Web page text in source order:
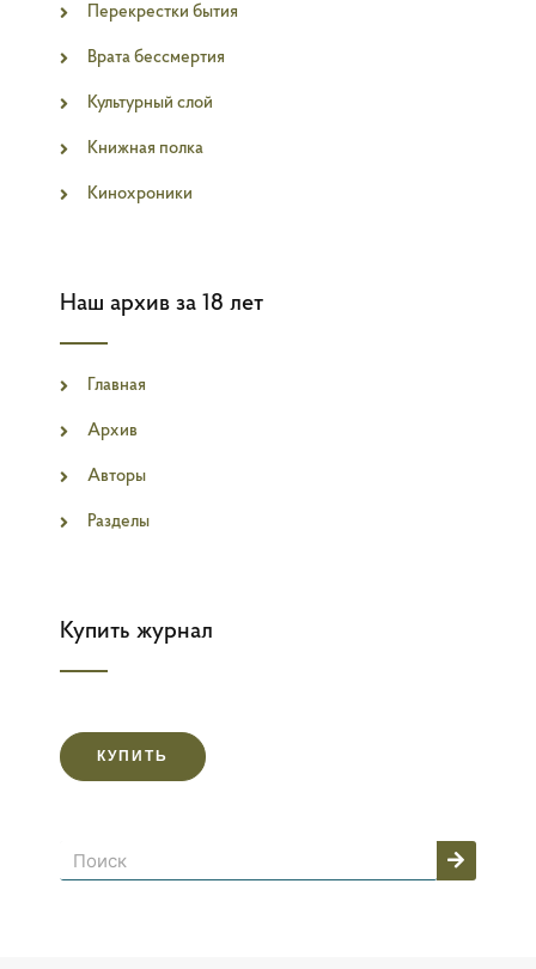
Перекрестки бытия
Врата бессмертия
Культурный слой
Книжная полка
Кинохроники
Наш архив за 18 лет
Главная
Архив
Авторы
Разделы
Купить журнал
КУПИТЬ